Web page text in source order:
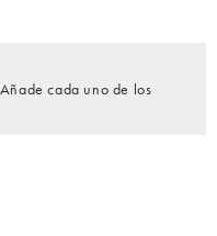
cada uno de los